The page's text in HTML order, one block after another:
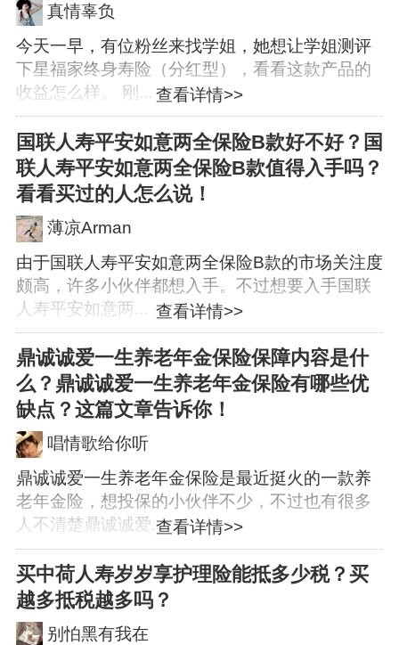
真情辜负
查看详情>>
今天一早，有位粉丝来找学姐，她想让学姐测评
下星福家终身寿险（分红型），看看这款产品的
收益怎么样。 刚...
国联人寿平安如意两全保险B款好不好？国
联人寿平安如意两全保险B款值得入手吗？
看看买过的人怎么说！
薄凉Arman
查看详情>>
由于国联人寿平安如意两全保险B款的市场关注度
颇高，许多小伙伴都想入手。不过想要入手国联
人寿平安如意两...
鼎诚诚爱一生养老年金保险保障内容是什
么？鼎诚诚爱一生养老年金保险有哪些优
缺点？这篇文章告诉你！
唱情歌给你听
查看详情>>
鼎诚诚爱一生养老年金保险是最近挺火的一款养
老年金险，想投保的小伙伴不少，不过也有很多
人不清楚鼎诚诚爱...
买中荷人寿岁岁享护理险能抵多少税？买
越多抵税越多吗？
别怕黑有我在